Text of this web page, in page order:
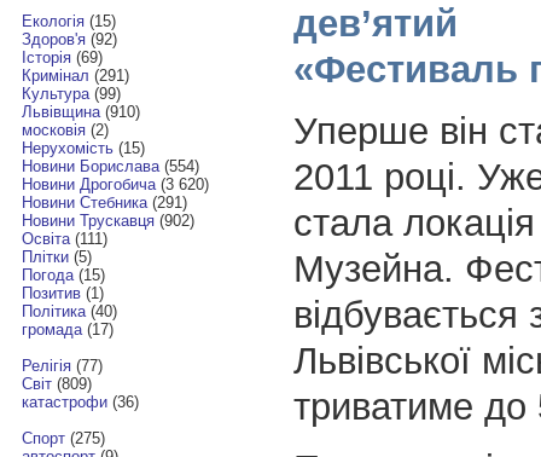
Екологія(15)
Здоров'я(92)
Історія(69)
Кримінал (291)
Культура(99)
Львівщина(910)
московія(2)
Нерухомість(15)
Новини Борислава(554)
Новини Дрогобича(3 620)
Новини Стебника(291)
Новини Трускавця(902)
Освіта(111)
Плітки(5)
Погода(15)
Позитив(1)
Політика(40)
громада(17)
Релігія(77)
Світ(809)
катастрофи(36)
Спорт(275)
дев’ятий
«Фестиваль
Уперше він
2011 році.
стала
Музейна.
відбувається
Львівської
триватиме до